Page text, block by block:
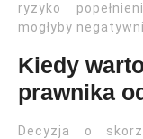
ryzyko
mogłyby
Kiedy
prawnika
Decyzja o